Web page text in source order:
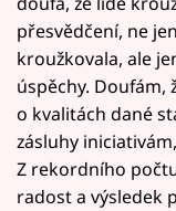
přesvědčení, ne
kroužkovala, ale
úspěchy. Doufám,
o kvalitách dané
zásluhy
Z rekordního
radost a výsledek